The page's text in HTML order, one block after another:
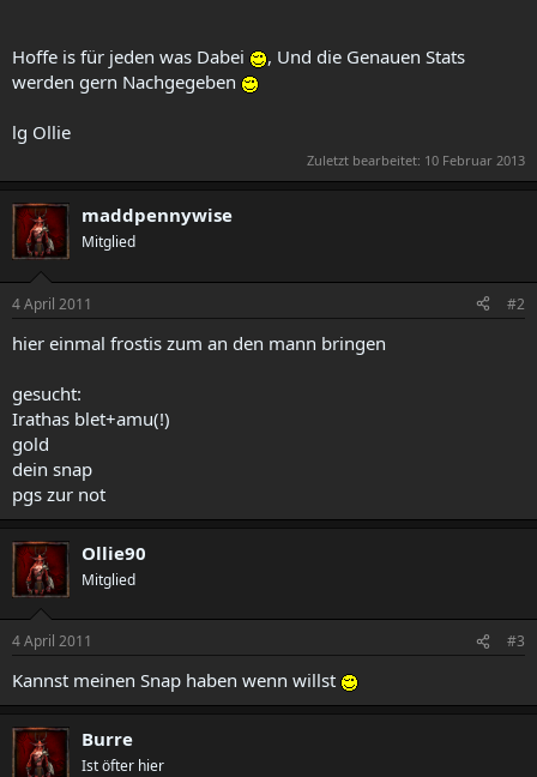
Hoffe is für jeden was Dabei
, Und die Genauen Stats
werden gern Nachgegeben
lg Ollie
Zuletzt bearbeitet: 10 Februar 2013
maddpennywise
Mitglied
4 April 2011 #2
hier einmal frostis zum an den mann bringen
gesucht:
Irathas blet+amu(!)
gold
dein snap
pgs zur not
Ollie90
Mitglied
4 April 2011 #3
Kannst meinen Snap haben wenn willst
Burre
Ist öfter hier